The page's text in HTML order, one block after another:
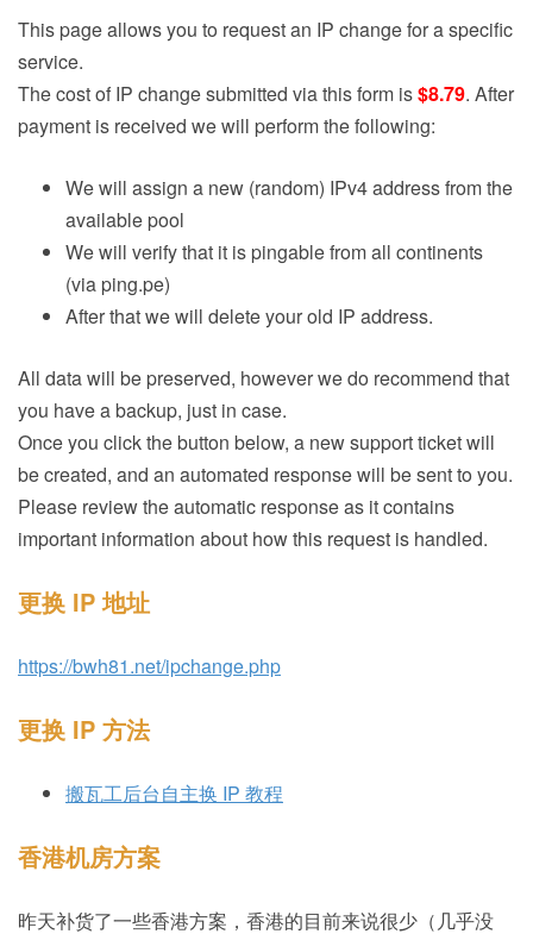
This page allows you to request an IP change for a specific
service.
The cost of IP change submitted via this form is$8.79. After
payment is received we will perform the following:
We will assign a new (random) IPv4 address from the
available pool
We will verify that it is pingable from all continents
(via ping.pe)
After that we will delete your old IP address.
All data will be preserved, however we do recommend that
you have a backup, just in case.
Once you click the button below, a new support ticket will
be created, and an automated response will be sent to you.
Please review the automatic response as it contains
important information about how this request is handled.
更换 IP 地址
https://bwh81.net/ipchange.php
更换 IP 方法
搬瓦工后台自主换 IP 教程
香港机房方案
昨天补货了一些香港方案，香港的目前来说很少（几乎没